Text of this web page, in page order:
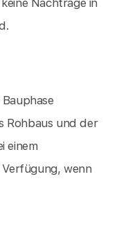
Rohbaus und der
einem
wenn